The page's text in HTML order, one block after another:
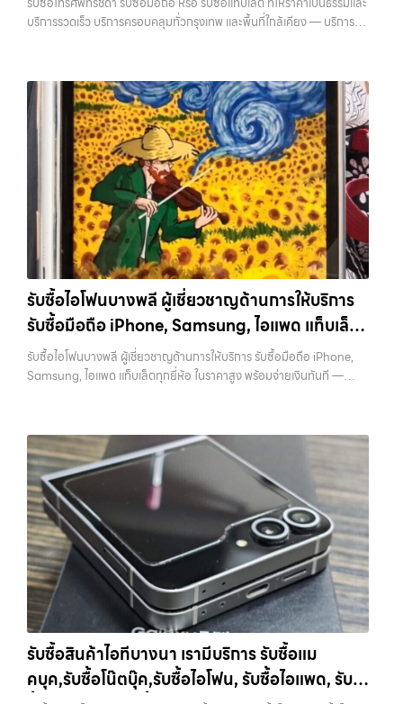
บริการรวดเร็ว บริการครอบคลุมทั่วกรุงเทพ และพื้นที่ใกล้เคียง — บริการรับ
รามอินทรา รับซื้อโทรศัพท์รัชดา — รับซื้อมือถือ หรือ รับซื้อแท็บเล็ต ที่ให้
ราคาเป็นธรรมและบริการรวดเร็ว บริการครอบคลุมทั่วกรุงเทพ และพื้นที่ใกล้
เคียง รับซื้อโทรศัพท์รัชดา รับซื้อมือถือ หรือ รับซื้อแท็บเล็ต ที่ให้ราคาเป็น
ธรรมและบริการรวดเร็ว บริการครอบคลุมทั่วกรุงเทพ และพื้นที่ใกล้เคียง…
รับซื้อโทรศัพท์รัชดา ขายอุปกรณ์ไอทีแล้วอยากได้เงินด่วน? ติดต่อเราเลย!
การันตีราคาดี รับเงินทันใจ ประสบการณ์เหนือระดับกับการ รับซื้อไอ
โฟน, รับซื้อไอแพด, รับซื้อมือถือ ยินดีต้อนรับสู่ “รับซื้อขายมือถือ.com”
เว็บไซต์ที่คุณไว้วางใจได้ สำหรับบริการ รับซื้อ มือถือ iPhone, Samsung,
iPad, แท็บเล็ต ทุกยี่ห้อ ให้ราคาสูง พร้อมจ่ายเงินทันที ครอบคลุมพื้นที่
ลาดพร้าว, รัชดา, บางรัก, แจ้งวัฒนะ, บางแค, วัชรพล, รามอินทรา และเขต
กรุงเทพฯ ใกล้ “ใกล้ ฉัน” ที่สุด ในยุคที่สมาร์ทโฟน แท็บเล็ต และอุปกรณ์ไอที
ใหม่ๆ เปลี่ยนรุ่นกันแทบทุกช่วงเวลา อุปกรณ์ที่คุณใช้แล้วอาจกลายเป็นของ
ที่ไม่ได้ใช้งานอยู่เฉยๆ เว็บไซต์ของเราจึงเกิดขึ้นเพื่อเป็นทางเลือกให้คุณ
สามารถเปลี่ยนอุปกรณ์ที่ไม่ใช้แล้วให้กลายเป็นเงินสดได้ทันที ด้วยบริการ รับ
ซื้อไอโฟน, รับซื้อไอแพด, รับซื้อมือถือ, รับซื้อโทรศัพท์, รับซื้อโน๊ตบุ๊ค, รับซื้อ
แท็บเล็ต, รับซื้อสินค้าไอทีกรุงเทพมหานคร อย่างครบวงจร ไม่ว่าคุณจะอยู่
โซนเมืองหรือเขตชานเมือง เรามีทีมงานพร้อมให้บริการถึงที่ในพื้นที่ “ใกล้
ต้องการเปลี่ยนรุ่น หรือต้องการเงินด่วน เราจึงมอบบริการประเมินสภาพ
เครื่อง ฟรี ปราบปรามความยุ่งยากทั้งหลาย โดยเน้น โปร่งใส มั่นใจได้ และ
จ่ายเงินทันทีเมื่อตกลงซื้อขายสำเร็จ บริการของเราครอบคลุมทั้ง iPhone
สายใหม่-เก่า, Samsung ทุกรุ่น, iPad และแท็บเล็ตทุกแบรนด์ เรารับถึงแม้
จะอยู่ในสภาพใช้งานแล้ว ตกแต่งแล้ว หรือมีรอยบ้าง เพราะมูลค่าของเครื่อง
ไม่ได้ขึ้นอยู่แค่ยี่ห้อ แต่ขึ้นอยู่กับสภาพจริง ความครบชุด และความสะดวกใน
การขายของคุณ เราจึงตั้งใจให้บริการในเขต ลาดพร้าว, รัชดา, บางรัก,
แจ้งวัฒนะ, บางแค, วัชรพล, รามอินทรา, บางนา, บางพลี, เกษตรนวมินทร์,
เสนานิคม, วังหิน อย่างเต็มที่ ไม่ว่าคุณจะค้นหาคำว่า “รับซื้อมือถือใกล้ฉัน”,
“รับซื้อโทรศัพท์มือสองกรุงเทพ”, “ขาย iPad ได้ราคา”, “รับซื้อแท็บเล็ต
กรุงเทพถึงที่”, หรือ “รับซื้อ Samsung มือสอง ราคาสูง” — ที่นี่คือคำตอบ
เพราะบริการของเรามุ่งตรงให้คุณได้รับราคาและความสะดวกสบายที่เหนือ
กว่า เลือกเราแล้วคุณจะได้บริการที่คุณไว้วางใจ พร้อมทีมงานที่พร้อม
อำนวยความสะดวก นัดรับถึงที่ ตรวจสภาพอย่างมืออาชีพ และจ่ายเงินทันที
รับซื้อไอโฟนบางพลี ผู้เชี่ยวชาญด้านการให้บริการ
รับซื้อมือถือ iPhone, Samsung, ไอแพด แท็บเล็ต
ทุกยี่ห้อ ในราคาสูง พร้อมจ่ายเงินทันที
รับซื้อไอโฟนบางพลี ผู้เชี่ยวชาญด้านการให้บริการ รับซื้อมือถือ iPhone,
Samsung, ไอแพด แท็บเล็ตทุกยี่ห้อ ในราคาสูง พร้อมจ่ายเงินทันที —
วัชรพล รามอินทรา รับซื้อไอโฟนบางพลี — ผู้เชี่ยวชาญด้านการให้บริการ
รับซื้อมือถือ iPhone, Samsung, ไอแพด แท็บเล็ตทุกยี่ห้อ ในราคาสูง
พร้อมจ่ายเงินทันที รับซื้อไอโฟนบางพลี ผู้เชี่ยวชาญด้านการให้บริการ รับซื้อ
มือถือ iPhone, Samsung, ไอแพด แท็บเล็ตทุกยี่ห้อ ในราคาสูง พร้อมจ่าย
เงินทันที รับซื้อ iPhone ทุกรุ่น… รับซื้อไอโฟนบางพลี รับซื้อ iPhone ทุก
รุ่น ให้ราคาสูง พร้อมจ่ายเงินทันที ประสบการณ์เหนือระดับกับการ รับซื้อไอ
โฟน, รับซื้อไอแพด, รับซื้อมือถือ ยินดีต้อนรับสู่ “รับซื้อขายมือถือ.com”
เว็บไซต์ที่คุณไว้วางใจได้ สำหรับบริการ รับซื้อ มือถือ iPhone, Samsung,
iPad, แท็บเล็ต ทุกยี่ห้อ ให้ราคาสูง พร้อมจ่ายเงินทันที ครอบคลุมพื้นที่
ลาดพร้าว, รัชดา, บางรัก, แจ้งวัฒนะ, บางแค, วัชรพล, รามอินทรา และเขต
กรุงเทพฯ ใกล้ “ใกล้ ฉัน” ที่สุด ในยุคที่สมาร์ทโฟน แท็บเล็ต และอุปกรณ์ไอที
ใหม่ๆ เปลี่ยนรุ่นกันแทบทุกช่วงเวลา อุปกรณ์ที่คุณใช้แล้วอาจกลายเป็นของ
ที่ไม่ได้ใช้งานอยู่เฉยๆ เว็บไซต์ของเราจึงเกิดขึ้นเพื่อเป็นทางเลือกให้คุณ
สามารถเปลี่ยนอุปกรณ์ที่ไม่ใช้แล้วให้กลายเป็นเงินสดได้ทันที ด้วยบริการ รับ
ซื้อไอโฟน, รับซื้อไอแพด, รับซื้อมือถือ, รับซื้อโทรศัพท์, รับซื้อโน๊ตบุ๊ค, รับซื้อ
รับซื้อสินค้าไอทีบางนา เรามีบริการ รับซื้อแม
คบุค,รับซื้อโน๊ตบุ๊ค,รับซื้อไอโฟน, รับซื้อไอแพด, รับ